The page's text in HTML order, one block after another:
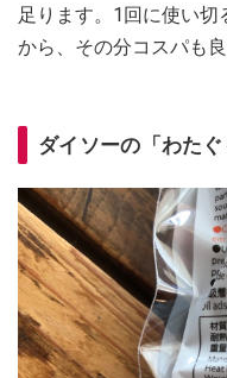
足ります。1回に使い
から、その分コスパも良
ダイソーの「わた